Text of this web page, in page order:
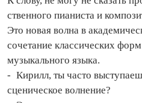
ственного пианиста и
Это новая волна в
сочетание классических
музыкального языка.
- Кирилл, ты часто
сценическое волнение?